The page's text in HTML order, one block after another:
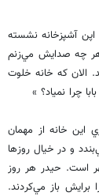
آشپزخانه نشسته
هر چه صدايش مي‌زنم
الان كه خانه خلوت
چرا نمياد؟ »
اين خانه از مهمان
و در خيال روزها
است. حيدر هر روز
باز مي‌كردند.